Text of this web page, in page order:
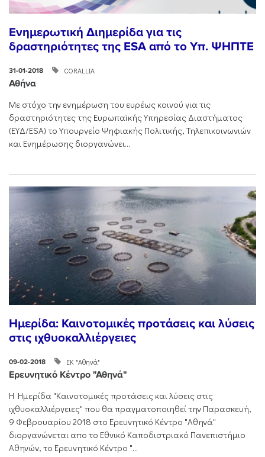
Ενημερωτική Διημερίδα για τις
δραστηριότητες της ESA από το Υπ. ΨΗΠΤΕ
31-01-2018 CORALLIA
Αθήνα
Με στόχο την ενημέρωση του ευρέως κοινού για τις
δραστηριότητες της Ευρωπαϊκής Υπηρεσίας Διαστήματος
(ΕΥΔ/ESA) το Υπουργείο Ψηφιακής Πολιτικής, Τηλεπικοινωνιών
και Ενημέρωσης διοργανώνει...
Ημερίδα: Καινοτομικές προτάσεις και λύσεις
στις ιχθυοκαλλιέργειες
09-02-2018 ΕΚ "Αθηνά"
Ερευνητικό Κέντρο "Αθηνά"
H Hμερίδα "Καινοτομικές προτάσεις και λύσεις στις
ιχθυοκαλλιέργειες" που θα πραγματοποιηθεί την Παρασκευή,
9 Φεβρουαρίου 2018 στο Ερευνητικό Κέντρο "Αθηνά"
διοργανώνεται απο το Εθνικό Καποδιστριακό Πανεπιστήμιο
Αθηνών, το Ερευνητικό Κέντρο "...